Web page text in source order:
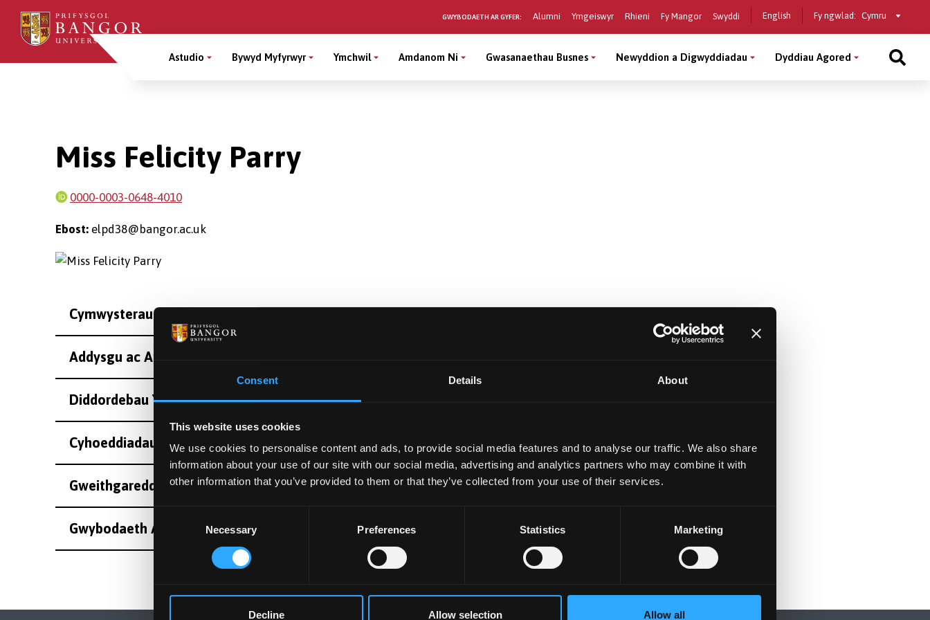
Consent Details About
This website uses cookies
We use cookies to personalise content and ads, to provide social media features and to analyse our traffic. We also share
information about your use of our site with our social media, advertising and analytics partners who may combine it with
other information that you’ve provided to them or that they’ve collected from your use of their services.
Selection
Necessary Preferences Statistics Marketing
Decline Allow selection Allow all
Sgipiwch
gynnwys
GWYBODAETH AR GYFER: Alumni Ymgeiswyr Rhieni Fy Mangor Swyddi English Fy ngwlad: Select
country
Main
Astudio Bywyd Myfyrwyr Ymchwil Amdanom Ni Gwasanaethau Busnes Newyddion a Digwyddiadau Dyddiau Agored
Miss Felicity Parry
0000-0003-0648-4010
Ebost: elpd38@bangor.ac.uk
Cymwysterau
Addysgu ac Arolygiaeth
Diddordebau Ymchwil
Cyhoeddiadau
Gweithgareddau
Gwybodaeth Arall